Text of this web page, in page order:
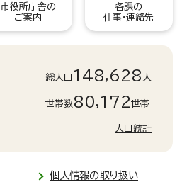
市役所庁舎の
ご案内
各課の
仕事・連絡先
総人口 148,628 人
世帯数80,172世帯
人口統計
個人情報の取り扱い